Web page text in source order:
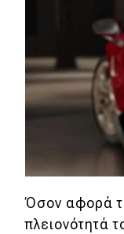
eDRIVE
DRIVE
Όσον αφορά
πλειονότητά